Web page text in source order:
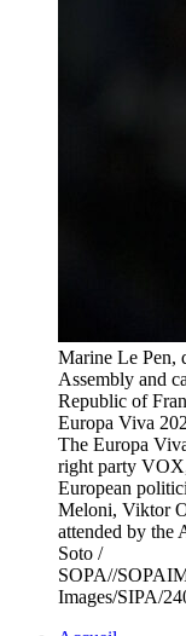
Marine Le Pen,
Assembly and
Republic of
Europa Viva
The Europa
right party
European
Meloni, Viktor
attended by the
Soto /
SOPA//
Images/SIPA/